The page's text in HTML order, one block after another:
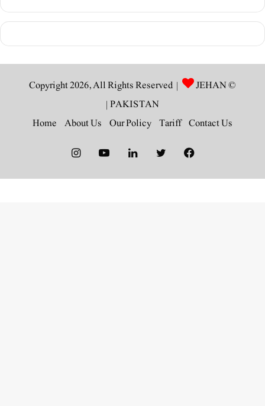
© Copyright 2026, All Rights Reserved |
JEHAN
PAKISTAN
|
Contact Us
Tariff
Our Policy
About Us
Home
Facebook
Twitter
LinkedIn
YouTube
Instagram